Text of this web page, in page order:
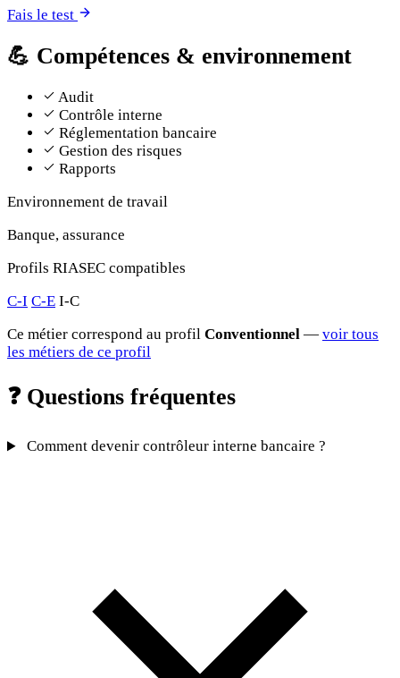
Fais le test
💪 Compétences & environnement
Audit
Contrôle interne
Réglementation bancaire
Gestion des risques
Rapports
Environnement de travail
Banque, assurance
Profils RIASEC compatibles
C-I C-E I-C
Ce métier correspond au profil Conventionnel — voir tous
les métiers de ce profil
❓Questions fréquentes
Comment devenir contrôleur interne bancaire ?